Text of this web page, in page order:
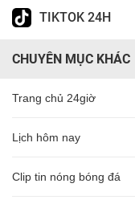
TIKTOK 24H
CHUYÊN MỤC KHÁC
Trang chủ 24giờ
Lịch hôm nay
Clip tin nóng bóng đá